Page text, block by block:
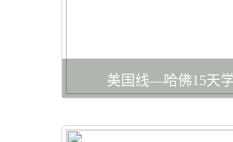
美国线—哈佛15天